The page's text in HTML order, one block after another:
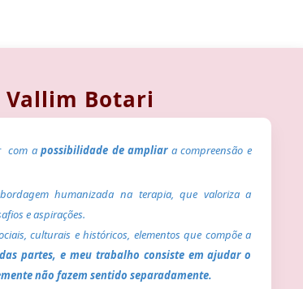
Vallim Botari
com apossibilidade de ampliara compreensão e
humanizada na terapia, que valoriza a
e aspirações.
culturais e históricos, elementos que compõe a
partes, e meu trabalho consiste em ajudar o
não fazem sentido separadamente.